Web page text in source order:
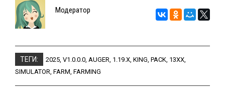
Модератор
ТЕГИ: 2025, V1.0.0.0, AUGER, 1.19.X, KING, PACK, 13XX,
SIMULATOR, FARM, FARMING